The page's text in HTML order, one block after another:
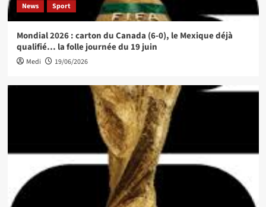
News Sport
Mondial 2026 : carton du Canada (6-0), le Mexique déjà
qualifié… la folle journée du 19 juin
Medi 19/06/2026